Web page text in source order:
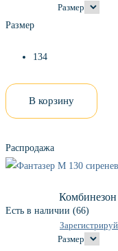
Размер
Размер
134
В корзину
Распродажа
Есть в наличии (66)
Размер